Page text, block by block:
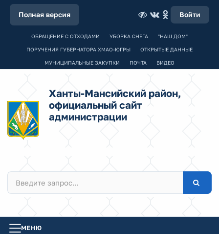
Полная версия Войти
ОБРАЩЕНИЕ С ОТХОДАМИ УБОРКА СНЕГА "НАШ ДОМ"
ПОРУЧЕНИЯ ГУБЕРНАТОРА ХМАО-ЮГРЫ ОТКРЫТЫЕ ДАННЫЕ
МУНИЦИПАЛЬНЫЕ ЗАКУПКИ ПОЧТА ВИДЕО
Ханты-Мансийский район,
официальный сайт
администрации
МЕНЮ